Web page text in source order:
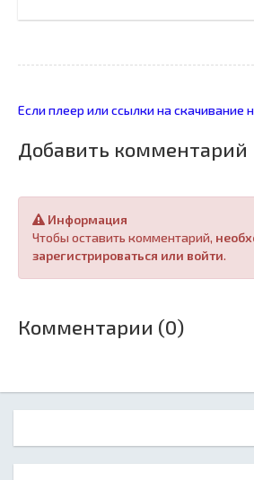
Если плеер или ссылки на скачивание
Добавить комментарий
Информация
Чтобы оставить комментарий,
зарегистрироваться или войти.
Комментарии (0)